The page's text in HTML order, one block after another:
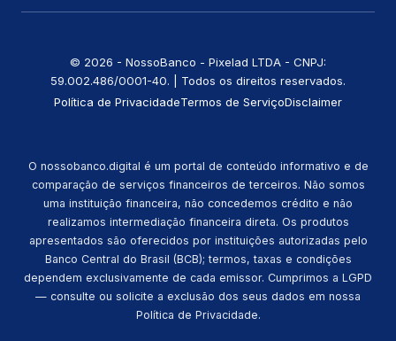
©️ 2026 - NossoBanco - Pixelad LTDA - CNPJ:
59.002.486/0001-40. | Todos os direitos reservados.
Política de PrivacidadeTermos de ServiçoDisclaimer
O nossobanco.digital é um portal de conteúdo informativo e de
comparação de serviços financeiros de terceiros. Não somos
uma instituição financeira, não concedemos crédito e não
realizamos intermediação financeira direta. Os produtos
apresentados são oferecidos por instituições autorizadas pelo
Banco Central do Brasil (BCB); termos, taxas e condições
dependem exclusivamente de cada emissor. Cumprimos a LGPD
— consulte ou solicite a exclusão dos seus dados em nossa
Política de Privacidade.